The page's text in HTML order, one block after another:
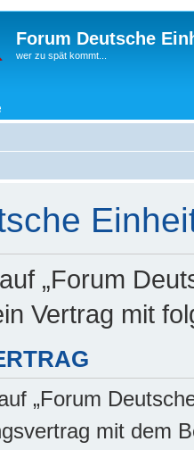
Forum Deutsche
wer zu spät kommt...
„Forum
Vertrag mit
„Forum
mit dem